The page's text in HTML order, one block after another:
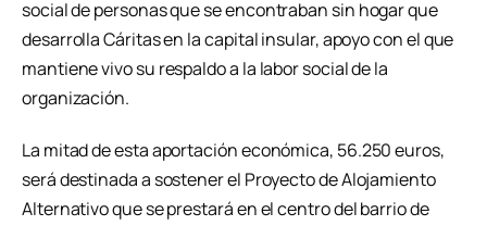
social de personas que se encontraban sin hogar que
desarrolla Cáritas en la capital insular, apoyo con el que
mantiene vivo su respaldo a la labor social de la
organización.
La mitad de esta aportación económica, 56.250 euros,
será destinada a sostener el Proyecto de Alojamiento
Alternativo que se prestará en el centro del barrio de